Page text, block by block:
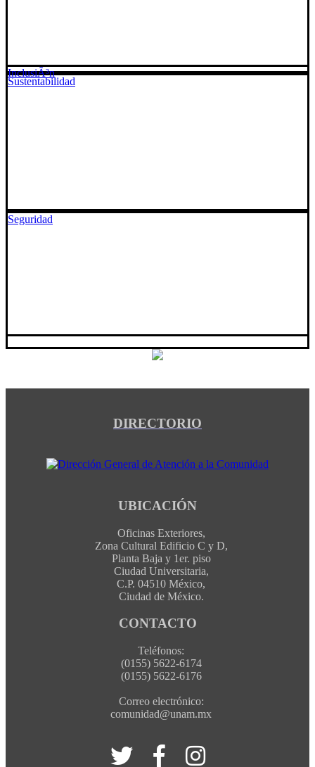
Sustentabilidad
Seguridad
InclusiÃ³n
DIRECTORIO
UBICACIÓN
Oficinas Exteriores,
Zona Cultural Edificio C y D,
Planta Baja y 1er. piso
Ciudad Universitaria,
C.P. 04510 México,
Ciudad de México.
CONTACTO
Teléfonos:
(0155) 5622-6174
(0155) 5622-6176
Correo electrónico:
comunidad@unam.mx